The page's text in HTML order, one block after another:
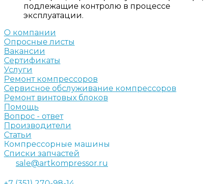
подлежащие контролю в процессе
эксплуатации.
О компании
Опросные листы
Вакансии
Сертификаты
Услуги
Ремонт компрессоров
Сервисное обслуживание компрессоров
Ремонт винтовых блоков
Помощь
Вопрос - ответ
Производители
Статьи
Компрессорные машины
Списки запчастей
sale@artkompressor.ru